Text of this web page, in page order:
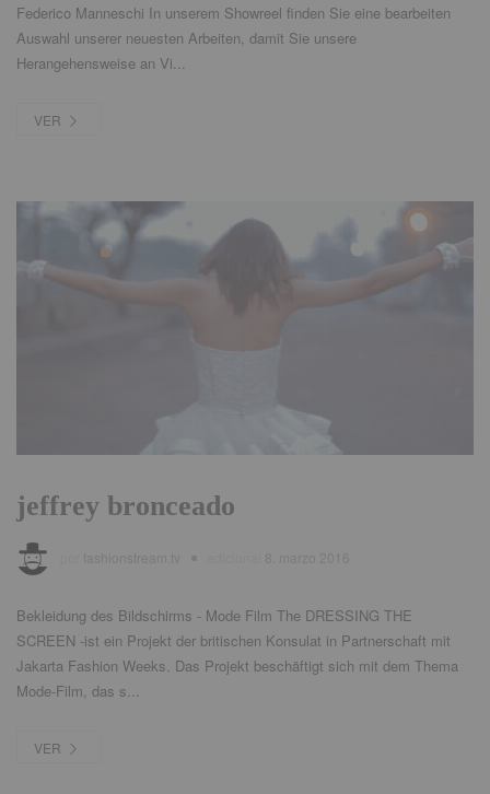
Federico Manneschi In unserem Showreel finden Sie eine bearbeiten
Auswahl unserer neuesten Arbeiten, damit Sie unsere
Herangehensweise an Vi...
VER
jeffrey bronceado
Bekleidung des Bildschirms - Mode Film The DRESSING THE
SCREEN -ist ein Projekt der britischen Konsulat in Partnerschaft mit
Jakarta Fashion Weeks. Das Projekt beschäftigt sich mit dem Thema
Mode-Film, das s...
VER